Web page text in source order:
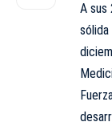
A sus